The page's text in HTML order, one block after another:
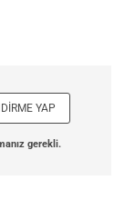
YAP
gerekli.